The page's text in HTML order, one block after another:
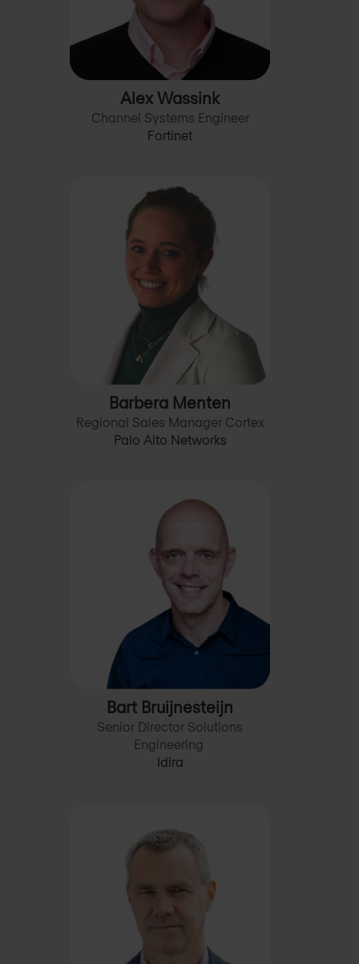
Alex Wassink
Channel Systems Engineer
Fortinet
Barbera Menten
Regional Sales Manager Cortex
Palo Alto Networks
Bart Bruijnesteijn
Senior Director Solutions
Engineering
Idira